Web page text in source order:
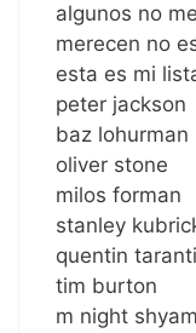
algunos no
merecen no
esta es mi
peter jackson
baz lohurman
oliver stone
milos forman
stanley
quentin
tim burton
m night